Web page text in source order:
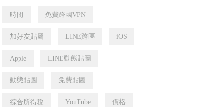
時間 免費跨國VPN
加好友貼圖 LINE跨區 iOS
Apple LINE動態貼圖
動態貼圖 免費貼圖
綜合所得稅 YouTube 價格